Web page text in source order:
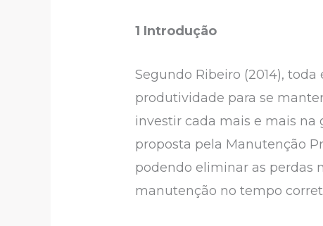
1 Introdução
Segundo Ribeiro (2014),
produtividade para se
investir cada mais e mais
proposta pela Manutenção
podendo eliminar as perdas
manutenção no tempo